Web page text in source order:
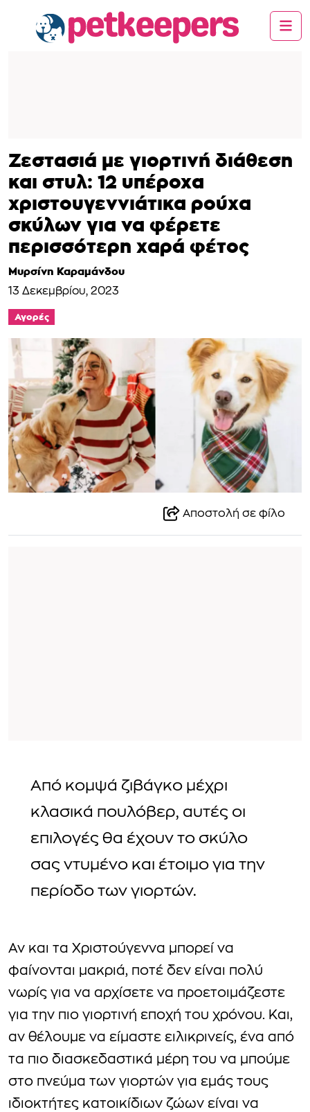
Ζεστασιά με γιορτινή διάθεση
και στυλ: 12 υπέροχα
χριστουγεννιάτικα ρούχα
σκύλων για να φέρετε
περισσότερη χαρά φέτος
Μυρσίνη Καραμάνδου
13 Δεκεμβρίου, 2023
Αγορές
Αποστολή σε φίλο
Από κομψά ζιβάγκο μέχρι
κλασικά πουλόβερ, αυτές οι
επιλογές θα έχουν το σκύλο
σας ντυμένο και έτοιμο για την
περίοδο των γιορτών.
Αν και τα Χριστούγεννα μπορεί να
φαίνονται μακριά, ποτέ δεν είναι πολύ
νωρίς για να αρχίσετε να προετοιμάζεστε
για την πιο γιορτινή εποχή του χρόνου. Και,
αν θέλουμε να είμαστε ειλικρινείς, ένα από
τα πιο διασκεδαστικά μέρη του να μπούμε
στο πνεύμα των γιορτών για εμάς τους
ιδιοκτήτες κατοικίδιων ζώων είναι να